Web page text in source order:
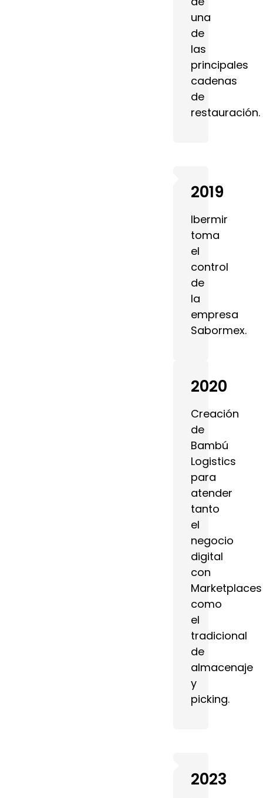
una
de
las
principales
cadenas
de
restauración.
2019
Ibermir
toma
el
control
de
la
empresa
Sabormex.
2020
Creación
de
Bambú
Logistics
para
atender
tanto
el
negocio
digital
con
Marketplaces
como
el
tradicional
de
almacenaje
y
picking.
2023